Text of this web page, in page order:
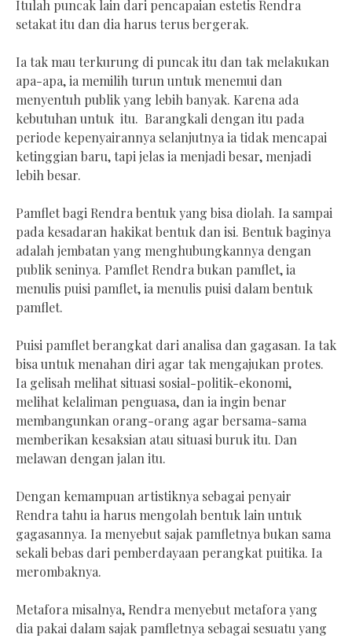
Itulah puncak lain dari pencapaian estetis Rendra
setakat itu dan dia harus terus bergerak.
Ia tak mau terkurung di puncak itu dan tak melakukan
apa-apa, ia memilih turun untuk menemui dan
menyentuh publik yang lebih banyak. Karena ada
kebutuhan untuk itu. Barangkali dengan itu pada
periode kepenyairannya selanjutnya ia tidak mencapai
ketinggian baru, tapi jelas ia menjadi besar, menjadi
lebih besar.
Pamflet bagi Rendra bentuk yang bisa diolah. Ia sampai
pada kesadaran hakikat bentuk dan isi. Bentuk baginya
adalah jembatan yang menghubungkannya dengan
publik seninya. Pamflet Rendra bukan pamflet, ia
menulis puisi pamflet, ia menulis puisi dalam bentuk
pamflet.
Puisi pamflet berangkat dari analisa dan gagasan. Ia tak
bisa untuk menahan diri agar tak mengajukan protes.
Ia gelisah melihat situasi sosial-politik-ekonomi,
melihat kelaliman penguasa, dan ia ingin benar
membangunkan orang-orang agar bersama-sama
memberikan kesaksian atau situasi buruk itu. Dan
melawan dengan jalan itu.
Dengan kemampuan artistiknya sebagai penyair
Rendra tahu ia harus mengolah bentuk lain untuk
gagasannya. Ia menyebut sajak pamfletnya bukan sama
sekali bebas dari pemberdayaan perangkat puitika. Ia
merombaknya.
Metafora misalnya, Rendra menyebut metafora yang
dia pakai dalam sajak pamfletnya sebagai sesuatu yang